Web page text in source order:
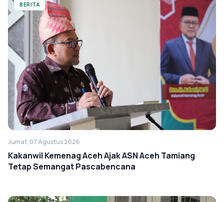
BERITA
Jumat, 07 Agustus 2026
Kakanwil Kemenag Aceh Ajak ASN Aceh Tamiang
Tetap Semangat Pascabencana